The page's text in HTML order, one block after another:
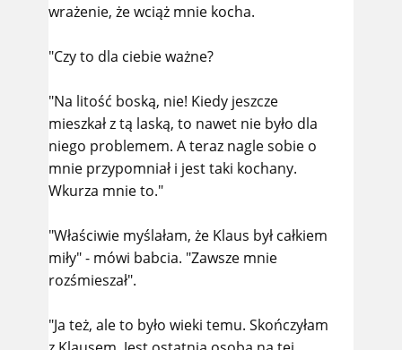
wrażenie, że wciąż mnie kocha.
"Czy to dla ciebie ważne?
"Na litość boską, nie! Kiedy jeszcze
mieszkał z tą laską, to nawet nie było dla
niego problemem. A teraz nagle sobie o
mnie przypomniał i jest taki kochany.
Wkurza mnie to."
"Właściwie myślałam, że Klaus był całkiem
miły" - mówi babcia. "Zawsze mnie
rozśmieszał".
"Ja też, ale to było wieki temu. Skończyłam